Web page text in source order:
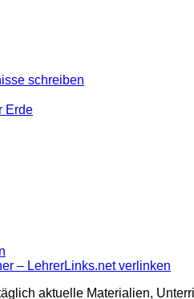
schreiben
Erde
– LehrerLinks.net verlinken
aktuelle Materialien,